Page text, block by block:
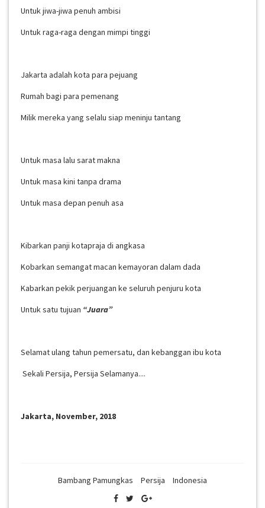
Untuk jiwa-jiwa penuh ambisi
Untuk raga-raga dengan mimpi tinggi
Jakarta adalah kota para pejuang
Rumah bagi para pemenang
Milik mereka yang selalu siap meninju tantang
Untuk masa lalu sarat makna
Untuk masa kini tanpa drama
Untuk masa depan penuh asa
Kibarkan panji kotapraja di angkasa
Kobarkan semangat macan kemayoran dalam dada
Kabarkan pekik perjuangan ke seluruh penjuru kota
Untuk satu tujuan “Juara”
Selamat ulang tahun pemersatu, dan kebanggan ibu kota
Sekali Persija, Persija Selamanya....
Jakarta, November, 2018
Bambang Pamungkas Persija Indonesia